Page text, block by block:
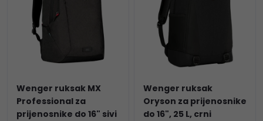
Wenger ruksak MX
Professional za
prijenosnike do 16" sivi
Wenger ruksak
Oryson za prijenosnike
do 16", 25 L, crni